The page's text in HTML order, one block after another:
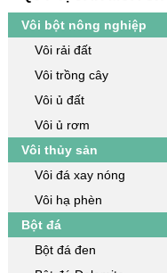
Vôi bột nông nghiệp
Vôi rải đất
Vôi trồng cây
Vôi ủ đất
Vôi ủ rơm
Vôi thủy sản
Vôi đá xay nóng
Vôi hạ phèn
Bột đá
Bột đá đen